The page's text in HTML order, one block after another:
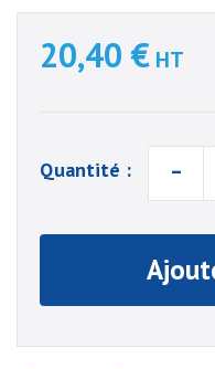
20,40 € HT
Quantité : -